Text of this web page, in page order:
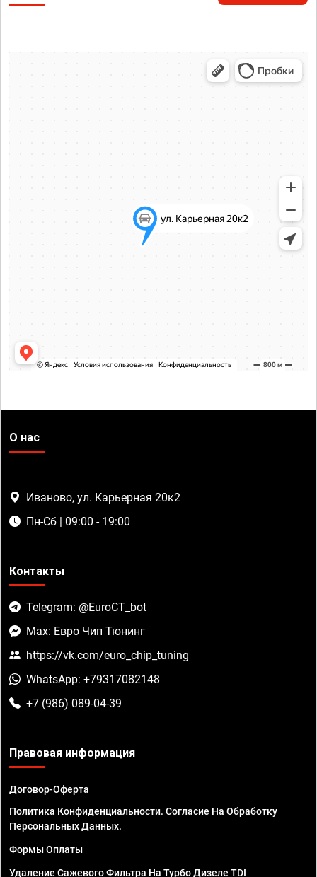
О нас
Иваново, ул. Карьерная 20к2
Пн-Сб | 09:00 - 19:00
Контакты
Telegram: @EuroCT_bot
Max: Евро Чип Тюнинг
https://vk.com/euro_chip_tuning
WhatsApp: +79317082148
+7 (986) 089-04-39
Правовая информация
Договор-Оферта
Политика Конфиденциальности. Согласие На Обработку
Персональных Данных.
Формы Оплаты
Удаление Сажевого Фильтра На Турбо Дизеле TDI